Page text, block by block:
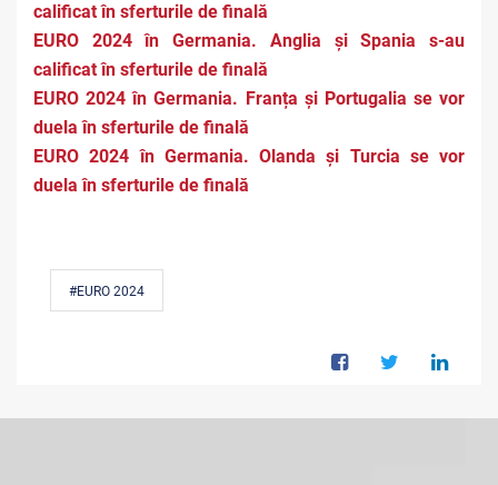
calificat în sferturile de finală
EURO 2024 în Germania. Anglia și Spania s-au
calificat în sferturile de finală
EURO 2024 în Germania. Franța și Portugalia se vor
duela în sferturile de finală
EURO 2024 în Germania. Olanda și Turcia se vor
duela în sferturile de finală
#EURO 2024